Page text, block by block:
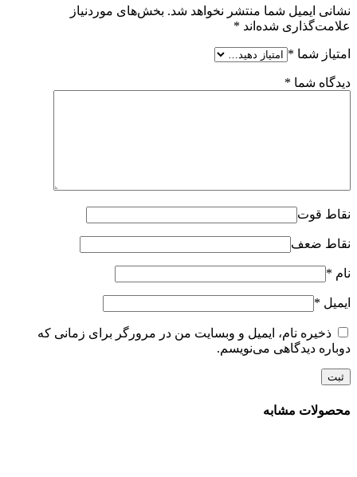
نشانی ایمیل شما منتشر نخواهد شد. بخش‌های موردنیاز
علامت‌گذاری شده‌اند *
امتیاز شما *
دیدگاه شما *
نقاط قوت
نقاط ضعف
نام *
ایمیل *
ذخیره نام، ایمیل و وبسایت من در مرورگر برای زمانی که
دوباره دیدگاهی می‌نویسم.
محصولات مشابه